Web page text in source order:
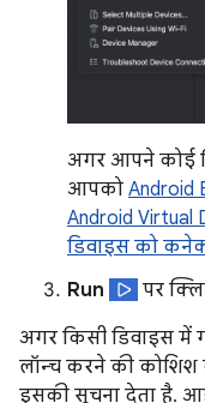
अगर आपने कोई
आपको Android
Android Virtual
डिवाइस को
Run
पर
अगर किसी डिवाइस में
लॉन्च करने की कोशिश
इसकी सूचना देता है.